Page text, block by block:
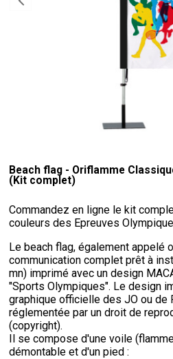
Beach flag - Oriflamme
(Kit complet)
Commandez en ligne le kit
couleurs des Epreuves
Le beach flag, également appelé
communication complet prêt à
mn) imprimé avec un design
"Sports Olympiques". Le design
graphique officielle des JO ou de
réglementée par un droit de
(copyright).
Il se compose d'une voile
démontable et d'un pied :